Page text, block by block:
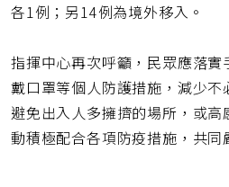
各1例；另14例為境外移入。
指揮中心再次呼籲，民眾應落
戴口罩等個人防護措施，減少不
避免出入人多擁擠的場所，或
動積極配合各項防疫措施，共同